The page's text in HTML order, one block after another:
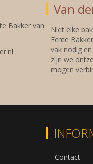
Bakker van
Van
Niet elke
Echte
vak nodig
zijn we
mogen
Contact